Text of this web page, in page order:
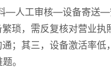
—人工审核—设备寄送
琐，需反复核对营业
；其三，设备激活率
。